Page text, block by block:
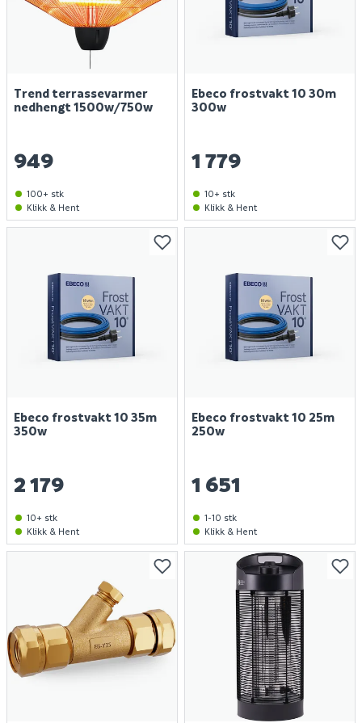
Trend terrassevarmer
nedhengt 1500w/750w
949
100+ stk
Klikk & Hent
Ebeco frostvakt 10 30m
300w
1 779
10+ stk
Klikk & Hent
Ebeco frostvakt 10 35m
350w
2 179
10+ stk
Klikk & Hent
Ebeco frostvakt 10 25m
250w
1 651
1-10 stk
Klikk & Hent